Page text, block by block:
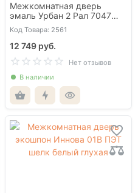
Межкомнатная дверь
эмаль Урбан 2 Рал 7047
глухая
Код Товара: 2561
12 749 руб.
Нет отзывов
В наличии